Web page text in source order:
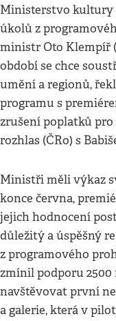
Ministerstvo kultury
úkolů z
ministr Oto Klempíř
období se chce
umění a regionů,
programu s
zrušení poplatků pro
rozhlas (ČRo) s
Ministři měli výkaz
konce června,
jejich hodnocení
důležitý a úspěšný
z programového
zmínil podporu
navštěvovat první
a galerie, která v